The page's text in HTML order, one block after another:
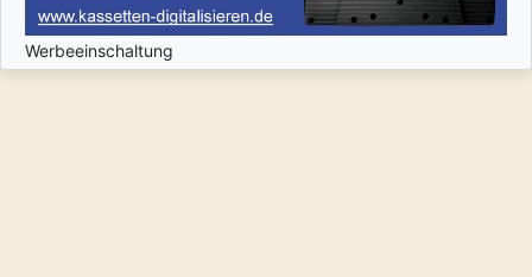
Werbeeinschaltung